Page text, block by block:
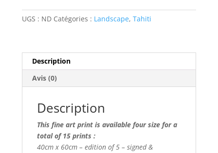
UGS : ND Catégories : Landscape, Tahiti
Description
Avis (0)
Description
This fine art print is available four size for a
total of 15 prints :
40cm x 60cm – edition of 5 – signed &